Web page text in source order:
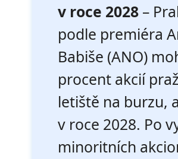
v roce 2028 –
podle premiéra
Babiše (ANO)
procent akcií
letiště na burzu,
v roce 2028. Po
minoritních